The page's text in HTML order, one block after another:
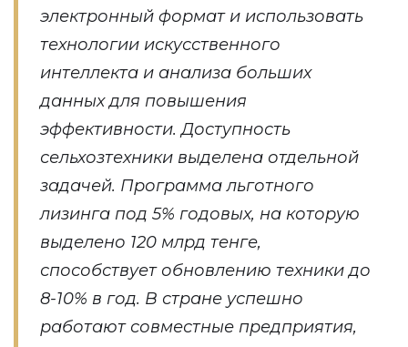
электронный формат и использовать
технологии искусственного
интеллекта и анализа больших
данных для повышения
эффективности. Доступность
сельхозтехники выделена отдельной
задачей. Программа льготного
лизинга под 5% годовых, на которую
выделено 120 млрд тенге,
способствует обновлению техники до
8-10% в год. В стране успешно
работают совместные предприятия,